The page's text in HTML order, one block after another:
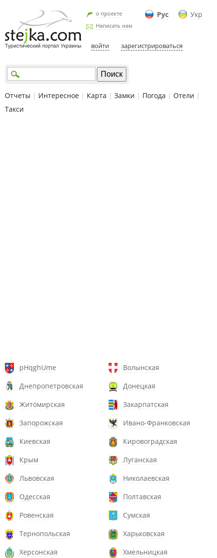
Рус Укр
о проекте
Написать нам
войти зарегистрироваться
Отчеты | Интересное | Карта | Замки | Погода | Отели |
Такси
pHqghUme
Волынская
Днепропетровская
Донецкая
Житомирская
Закарпатская
Запорожская
Ивано-Франковская
Киевская
Кировоградская
Крым
Луганская
Львовская
Николаевская
Одесская
Полтавская
Ровенская
Сумская
Тернопольская
Харьковская
Херсонская
Хмельницкая